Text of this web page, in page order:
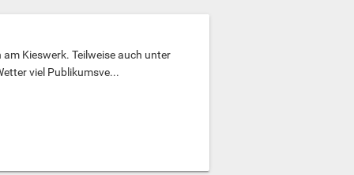
am Kieswerk. Teilweise auch unter
viel Publikumsve...